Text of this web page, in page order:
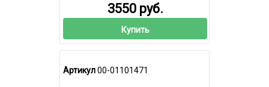
3550 руб.
Купить
Артикул00-01101471